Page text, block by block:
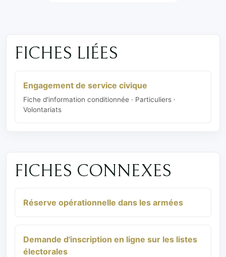
FICHES LIÉES
Engagement de service civique
Fiche d'information conditionnée · Particuliers ·
Volontariats
FICHES CONNEXES
Réserve opérationnelle dans les armées
Demande d'inscription en ligne sur les listes
électorales